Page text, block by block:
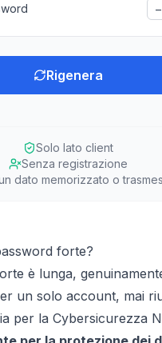
−
Rigenera
Solo lato client
Senza registrazione
dato memorizzato o
forte?
è lunga,
un solo account, mai
per la Cybersicurezza